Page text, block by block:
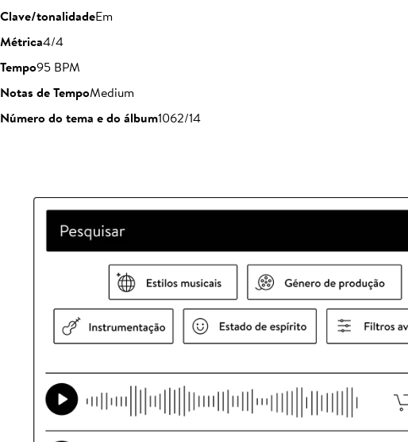
Clave/tonalidadeEm
Métrica4/4
Tempo95 BPM
Notas de TempoMedium
Número do tema e do álbum1062/14